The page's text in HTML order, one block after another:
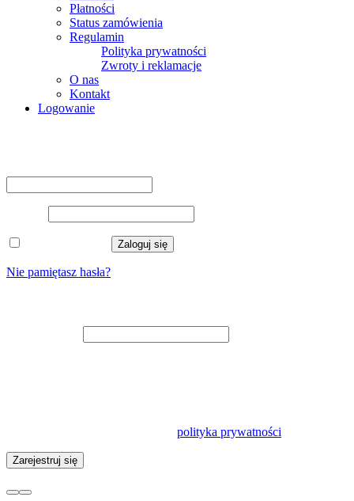
Płatności
Status zamówienia
Regulamin
Polityka prywatności
Zwroty i reklamacje
O nas
Kontakt
Logowanie
Zaloguj się
Nie pamiętasz hasła?
polityka prywatności
Zarejestruj się